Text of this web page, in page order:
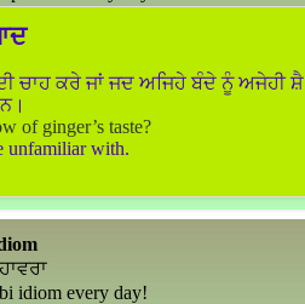
ਚਾਹ ਕਰੇ ਜਾਂ ਜਦ ਅਜਿਹੇ ਬੰਦੇ ਨੂੰ ਅਜੇਹੀ ਸ਼ੈ
of ginger’s taste?
unfamiliar with.
idiom every day!